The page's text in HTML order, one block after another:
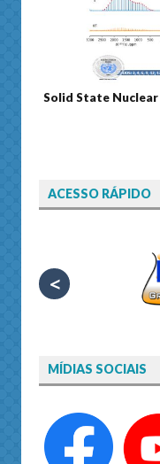
Solid State
ACESSO RÁPIDO
<
MÍDIAS SOCIAIS